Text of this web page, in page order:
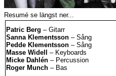
Resumé se längst ner...
Patric Berg – Gitarr
Sanna Klementsson – Sång
Pedde Klementsson – Sång
Masse Widell
– Keyboards
Micke Dahlén – Percussion
Roger Munch – Bas